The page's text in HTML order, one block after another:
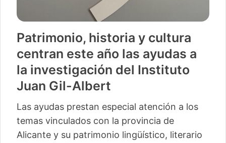
Patrimonio, historia y cultura
centran este año las ayudas a
la investigación del Instituto
Juan Gil-Albert
Las ayudas prestan especial atención a los
temas vinculados con la provincia de
Alicante y su patrimonio lingüístico, literario